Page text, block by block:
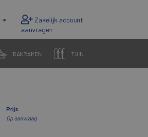
DAKRAMEN TUIN
Prijs
Op aanvraag